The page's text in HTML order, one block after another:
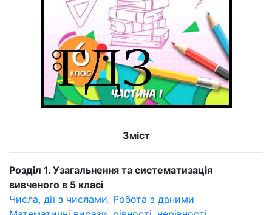
Зміст
Розділ 1. Узагальнення та систематизація
вивченого в 5 класі
Числа, дії з числами. Робота з даними